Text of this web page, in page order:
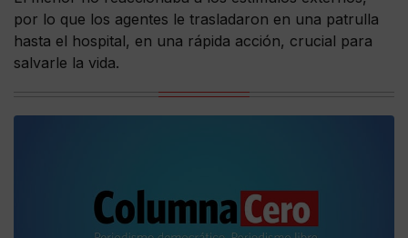
por lo que los agentes le trasladaron en una patrulla
hasta el hospital, en una rápida acción, crucial para
salvarle la vida.